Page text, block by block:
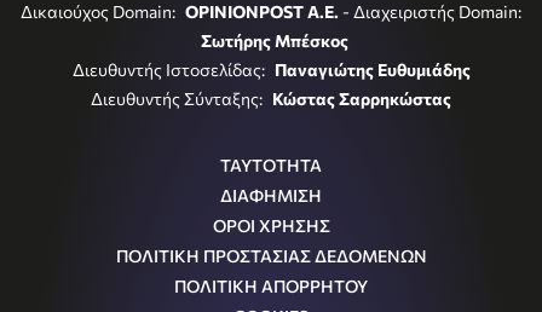
Δικαιούχος Domain: OPINIONPOST A.E. - Διαχειριστής Domain:
Σωτήρης Μπέσκος
Διευθυντής Ιστοσελίδας: Παναγιώτης Ευθυμιάδης
Διευθυντής Σύνταξης: Κώστας Σαρρηκώστας
ΤΑΥΤΟΤΗΤΑ
ΔΙΑΦΗΜΙΣΗ
ΟΡΟΙ ΧΡΗΣΗΣ
ΠΟΛΙΤΙΚΗ ΠΡΟΣΤΑΣΙΑΣ ΔΕΔΟΜΕΝΩΝ
ΠΟΛΙΤΙΚΗ ΑΠΟΡΡΗΤΟΥ